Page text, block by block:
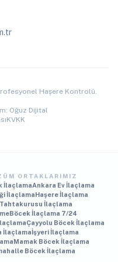
Haşere Kontrolü.
Oğuz Dijital
KVKK
ORTAKLARIMIZ
İlaçlamaAnkara Ev İlaçlama
İlaçlamaHaşere İlaçlama
Tahtakurusu İlaçlama
Böcek İlaçlama 7/24
Çayyolu Böcek İlaçlama
İlaçlamaİşyeri İlaçlama
Mamak Böcek İlaçlama
Böcek İlaçlama